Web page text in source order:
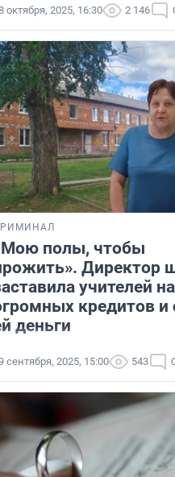
октября, 2025, 16:30 2 146
полы, чтобы
Директор
учителей
кредитов и
деньги
сентября, 2025, 15:00 543